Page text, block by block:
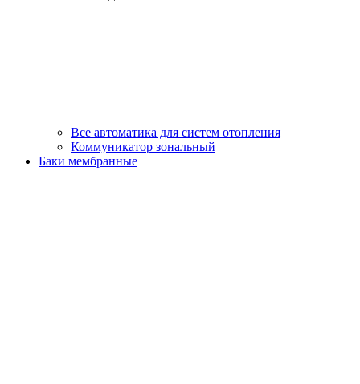
Все автоматика для систем отопления
Коммуникатор зональный
Баки мембранные